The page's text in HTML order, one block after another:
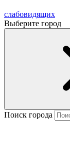
слабовидящих
Выберите город
Поиск города